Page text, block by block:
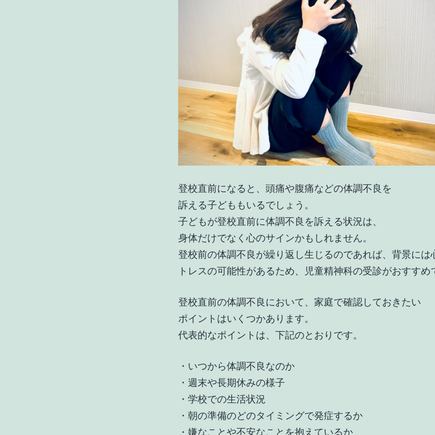
登校直前になると、頭痛や腹痛などの体調不良を
訴える子どももいるでしょう。
子どもが登校直前に体調不良を訴える状況は、
身体だけでなく心のサインかもしれません。
登校前の体調不良が繰り返し生じるのであれば、背景には
トレスの可能性があるため、児童精神科の受診がおすすめ
登校直前の体調不良において、家庭で確認しておきたい
ポイントはいくつかあります。
代表的なポイントは、下記のとおりです。
・いつから体調不良なのか
・週末や長期休みの様子
・学校での生活状況
・朝の準備のどのタイミングで発症するか
・嫌なことや不安なことを抱えているか